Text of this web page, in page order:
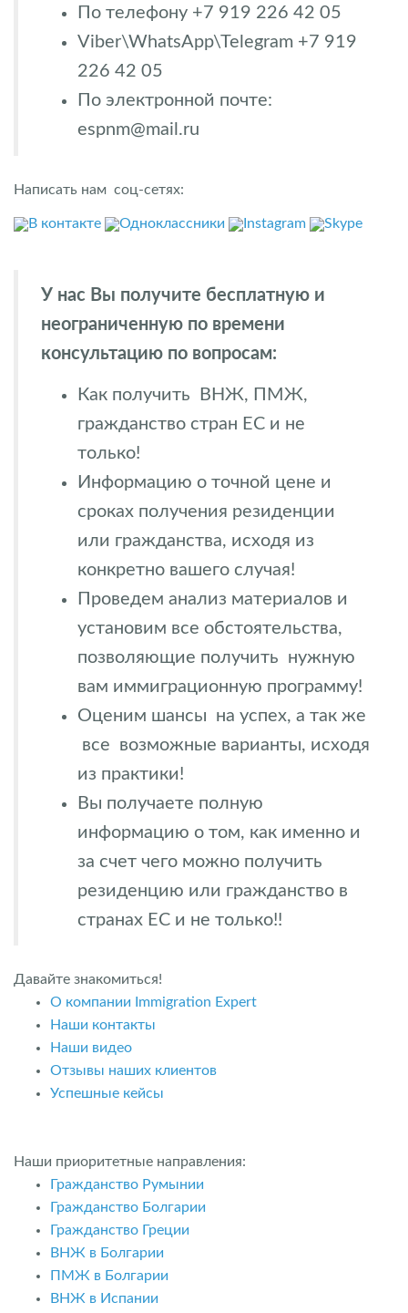
По телефону +7 919 226 42 05
Viber\WhatsApp\Telegram +7 919
226 42 05
По электронной почте:
espnm@mail.ru
Написать нам соц-сетях:
В контакте Одноклассники Instagram Skype
У нас Вы получите бесплатную и
неограниченную по времени
консультацию по вопросам:
Как получить ВНЖ, ПМЖ,
гражданство стран ЕС и не
только!
Информацию о точной цене и
сроках получения резиденции
или гражданства, исходя из
конкретно вашего случая!
Проведем анализ материалов и
установим все обстоятельства,
позволяющие получить нужную
вам иммиграционную программу!
Оценим шансы на успех, а так же
все возможные варианты, исходя
из практики!
Вы получаете полную
информацию о том, как именно и
за счет чего можно получить
резиденцию или гражданство в
странах ЕС и не только!!
Давайте знакомиться!
О компании Immigration Expert
Наши контакты
Наши видео
Отзывы наших клиентов
Успешные кейсы
Наши приоритетные направления:
Гражданство Румынии
Гражданство Болгарии
Гражданство Греции
ВНЖ в Болгарии
ПМЖ в Болгарии
ВНЖ в Испании